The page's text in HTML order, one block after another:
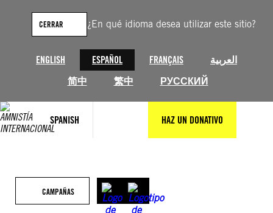
¿En qué idioma desea utilizar este sitio?
ENGLISH ESPAÑOL FRANÇAIS
العربية
简中
繁中 РУССКИЙ
CERRAR
SPANISH HAZ UN DONATIVO
contenido
CAMPAÑAS